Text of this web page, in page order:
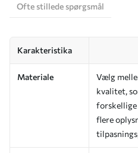
Ofte stillede spørgsmål
Karakteristika
Materiale
Vælg
kvalitet,
forskellige
flere